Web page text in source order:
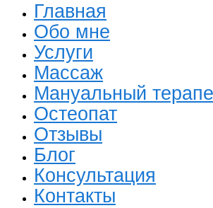
Главная
Обо мне
Услуги
Массаж
Мануальный
Остеопат
Отзывы
Блог
Консультация
Контакты